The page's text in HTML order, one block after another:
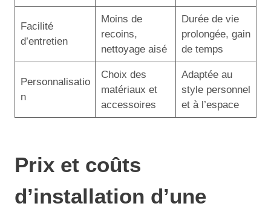
Facilité
d’entretien
Moins de
recoins,
nettoyage aisé
Durée de vie
prolongée, gain
de temps
Personnalisatio
n
Choix des
matériaux et
accessoires
Adaptée au
style personnel
et à l’espace
Prix et coûts
d’installation d’une